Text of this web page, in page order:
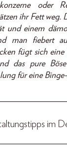
oder
ihr Fett weg.
und einem
man fiebert
fügt sich
das pure
für eine
im